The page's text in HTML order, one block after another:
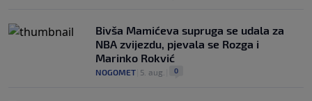
Bivša Mamićeva supruga se udala za
NBA zvijezdu, pjevala se Rozga i
Marinko Rokvić
NOGOMET 5. aug. 0